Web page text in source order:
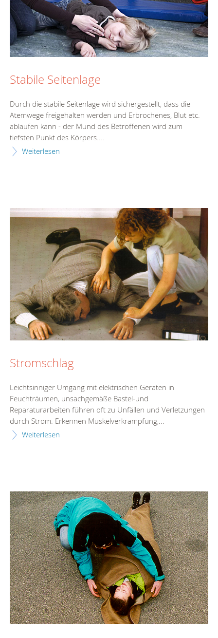
Stabile Seitenlage
Durch die stabile Seitenlage wird sichergestellt, dass die
Atemwege freigehalten werden und Erbrochenes, Blut etc.
ablaufen kann - der Mund des Betroffenen wird zum
tiefsten Punkt des Körpers....
Weiterlesen
Stromschlag
Leichtsinniger Umgang mit elektrischen Geräten in
Feuchträumen, unsachgemäße Bastel-und
Reparaturarbeiten führen oft zu Unfällen und Verletzungen
durch Strom. Erkennen Muskelverkrampfung,...
Weiterlesen